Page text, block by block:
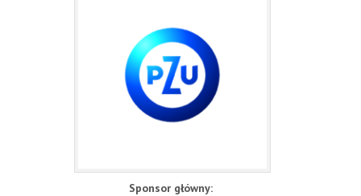
Sponsor główny: